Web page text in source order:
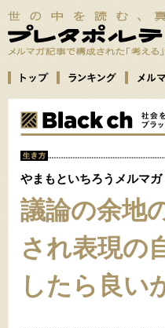
やまもといちろうメルマガ
議論の余地
され表現の
したら良い